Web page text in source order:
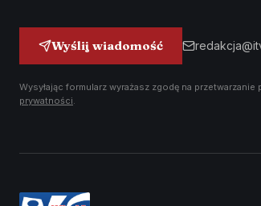
Wyślij wiadomość
Wysyłając formularz wyrażasz zgodę na
prywatności.